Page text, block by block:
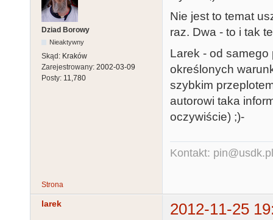
Dziad Borowy
Nieaktywny
Skąd: Kraków
Zarejestrowany: 2002-03-09
Posty: 11,780
Nie jest to temat
raz. Dwa - to i tak
Larek - od
określonych
szybkim
autorowi taka
oczywiście) ;)-
Kontakt: pin@usdk.pl
Strona
larek 2012-11-25